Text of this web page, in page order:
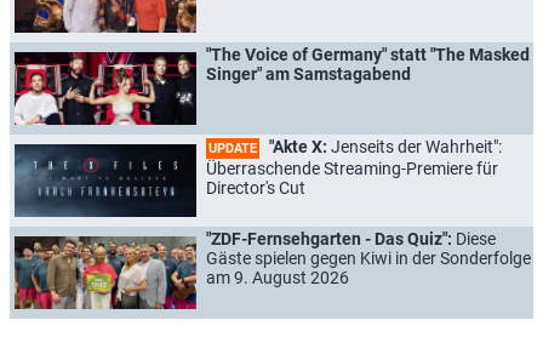
"The Voice of Germany" statt "The Masked
Singer" am Samstagabend
UPDATE "Akte X: Jenseits der Wahrheit":
Überraschende Streaming-Premiere für
Director's Cut
"ZDF-Fernsehgarten - Das Quiz": Diese
Gäste spielen gegen Kiwi in der Sonderfolge
am 9. August 2026